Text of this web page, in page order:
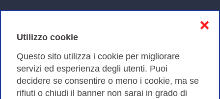
Utilizzo cookie
Questo sito utilizza i cookie per migliorare
servizi ed esperienza degli utenti. Puoi
decidere se consentire o meno i cookie, ma se
rifiuti o chiudi il banner non sarai in grado di
❌
Cookies Policy
Amministrazione trasparente
Bandi di Gara